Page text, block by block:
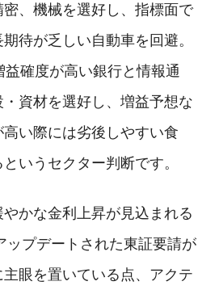
、機械を選好し、指標面で
待が乏しい自動車を回避。
確度が高い銀行と情報通
資材を選好し、増益予想な
い際には劣後しやすい食
いうセクター判断です。
かな金利上昇が見込まれる
ップデートされた東証要請が
眼を置いている点、アクテ